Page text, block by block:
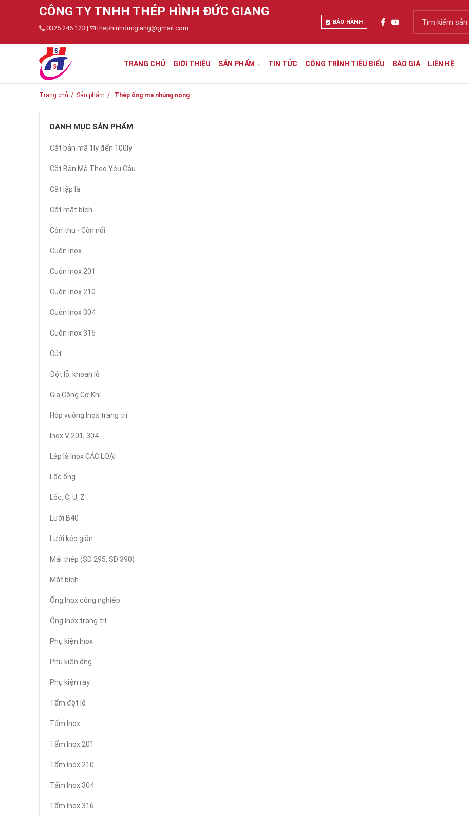
CÔNG TY TNHH THÉP HÌNH ĐỨC GIANG
0325.246.123 | thephinhducgiang@gmail.com
BẢO HÀNH
TRANG CHỦ GIỚI THIỆU SẢN PHẨM TIN TỨC CÔNG TRÌNH TIÊU BIỂU BÁO GIÁ LIÊN HỆ
Trang chủ Sản phẩm Thép ống mạ nhúng nóng
DANH MỤC SẢN PHẨM
Cắt bản mã 1ly đến 100ly
Cắt Bản Mã Theo Yêu Cầu
Cắt lập là
Cắt mặt bích
Côn thu - Côn nối
Cuộn Inox
Cuộn Inox 201
Cuộn Inox 210
Cuộn Inox 304
Cuộn Inox 316
Cút
Đột lỗ, khoan lỗ
Gia Công Cơ Khí
Hộp vuông Inox trang trí
Inox V 201, 304
Lập là Inox CÁC LOẠI
Lốc ống
Lốc: C, U, Z
Lưới B40
Lưới kéo giãn
Mái thép (SD 295, SD 390)
Mặt bích
Ống Inox công nghiệp
Ống Inox trang trí
Phụ kiện Inox
Phụ kiện ống
Phụ kiện ray
Tấm đột lỗ
Tấm Inox
Tấm Inox 201
Tấm Inox 210
Tấm Inox 304
Tấm Inox 316